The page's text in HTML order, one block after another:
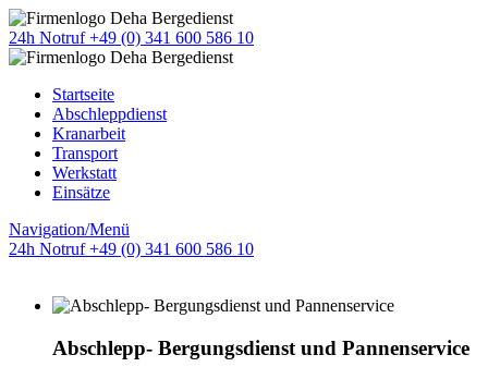
24h Notruf +49 (0) 341 600 586 10
Startseite
Abschleppdienst
Kranarbeit
Transport
Werkstatt
Einsätze
Navigation/Menü
24h Notruf +49 (0) 341 600 586 10
Abschlepp- Bergungsdienst und Pannenservice